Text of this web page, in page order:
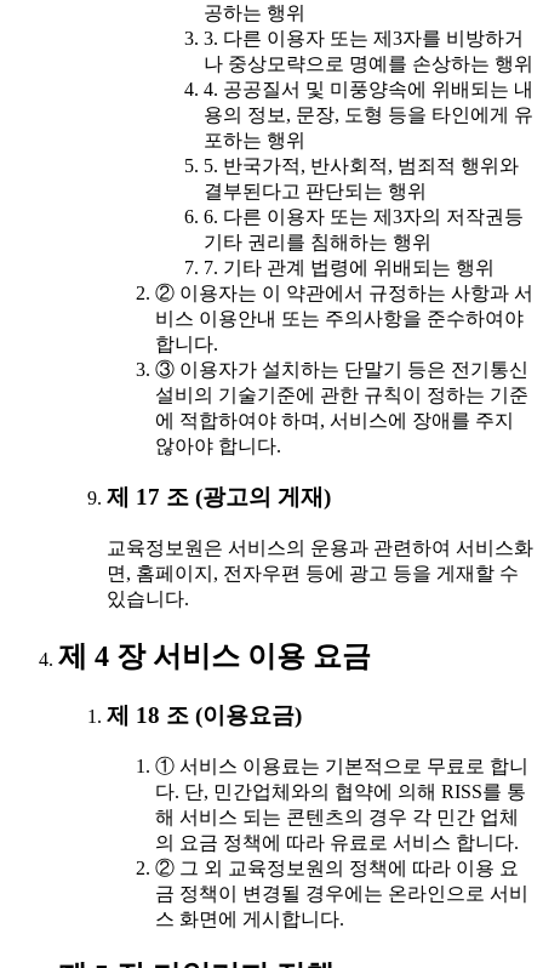
공하는 행위
3. 다른 이용자 또는 제3자를 비방하거
나 중상모략으로 명예를 손상하는 행위
4. 공공질서 및 미풍양속에 위배되는 내
용의 정보, 문장, 도형 등을 타인에게 유
포하는 행위
5. 반국가적, 반사회적, 범죄적 행위와
결부된다고 판단되는 행위
6. 다른 이용자 또는 제3자의 저작권등
기타 권리를 침해하는 행위
7. 기타 관계 법령에 위배되는 행위
② 이용자는 이 약관에서 규정하는 사항과 서
비스 이용안내 또는 주의사항을 준수하여야
합니다.
③ 이용자가 설치하는 단말기 등은 전기통신
설비의 기술기준에 관한 규칙이 정하는 기준
에 적합하여야 하며, 서비스에 장애를 주지
않아야 합니다.
제 17 조 (광고의 게재)
교육정보원은 서비스의 운용과 관련하여 서비스화
면, 홈페이지, 전자우편 등에 광고 등을 게재할 수
있습니다.
제 4 장 서비스 이용 요금
제 18 조 (이용요금)
① 서비스 이용료는 기본적으로 무료로 합니
다. 단, 민간업체와의 협약에 의해 RISS를 통
해 서비스 되는 콘텐츠의 경우 각 민간 업체
의 요금 정책에 따라 유료로 서비스 합니다.
② 그 외 교육정보원의 정책에 따라 이용 요
금 정책이 변경될 경우에는 온라인으로 서비
스 화면에 게시합니다.